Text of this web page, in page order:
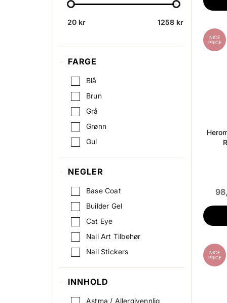
Cutex
Herome
IDUN Minerals
KIKO Milano
Kiss
Le Mini Macaron
Makeup Revolution
Manucurist
Martinelia
Meraki
Miss NELLA
Nailmatic
Nailura
OPI
RIMMEL
20 kr 1258 kr
FARGE
Blå
Brun
Grå
Grønn
Gul
Gull
Hvit
Lilla
Lyserød (rosa)
Matt (Mattende)
Metallic
Multi
Oransje
NEGLER
Base Coat
Builder Gel
Cat Eye
Nail Art Tilbehør
Nail Stickers
Neglefil & saks
Neglelakk
Neglelakkfjerner
INNHOLD
Astma / Allergivennlig
NICE
PRICE
NICE
PRICE